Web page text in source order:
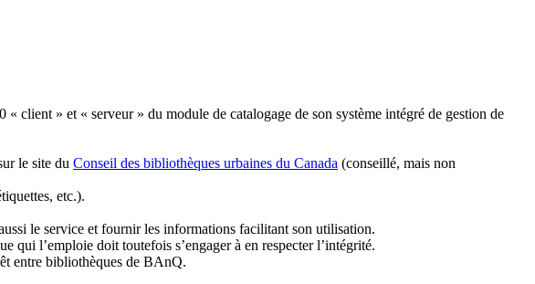
client » et « serveur » du module de catalogage de son système intégré de gestion de
le site du Conseil des bibliothèques urbaines du Canada (conseillé, mais non
etc.).
le service et fournir les informations facilitant son utilisation.
l’emploie doit toutefois s’engager à en respecter l’intégrité.
entre bibliothèques de BAnQ.